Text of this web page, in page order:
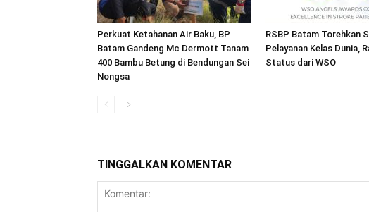
Perkuat Ketahanan Air Baku, BP
Batam Gandeng Mc Dermott Tanam
400 Bambu Betung di Bendungan Sei
Nongsa
RSBP Batam Torehkan
Pelayanan Kelas Dunia,
Status dari WSO
TINGGALKAN KOMENTAR